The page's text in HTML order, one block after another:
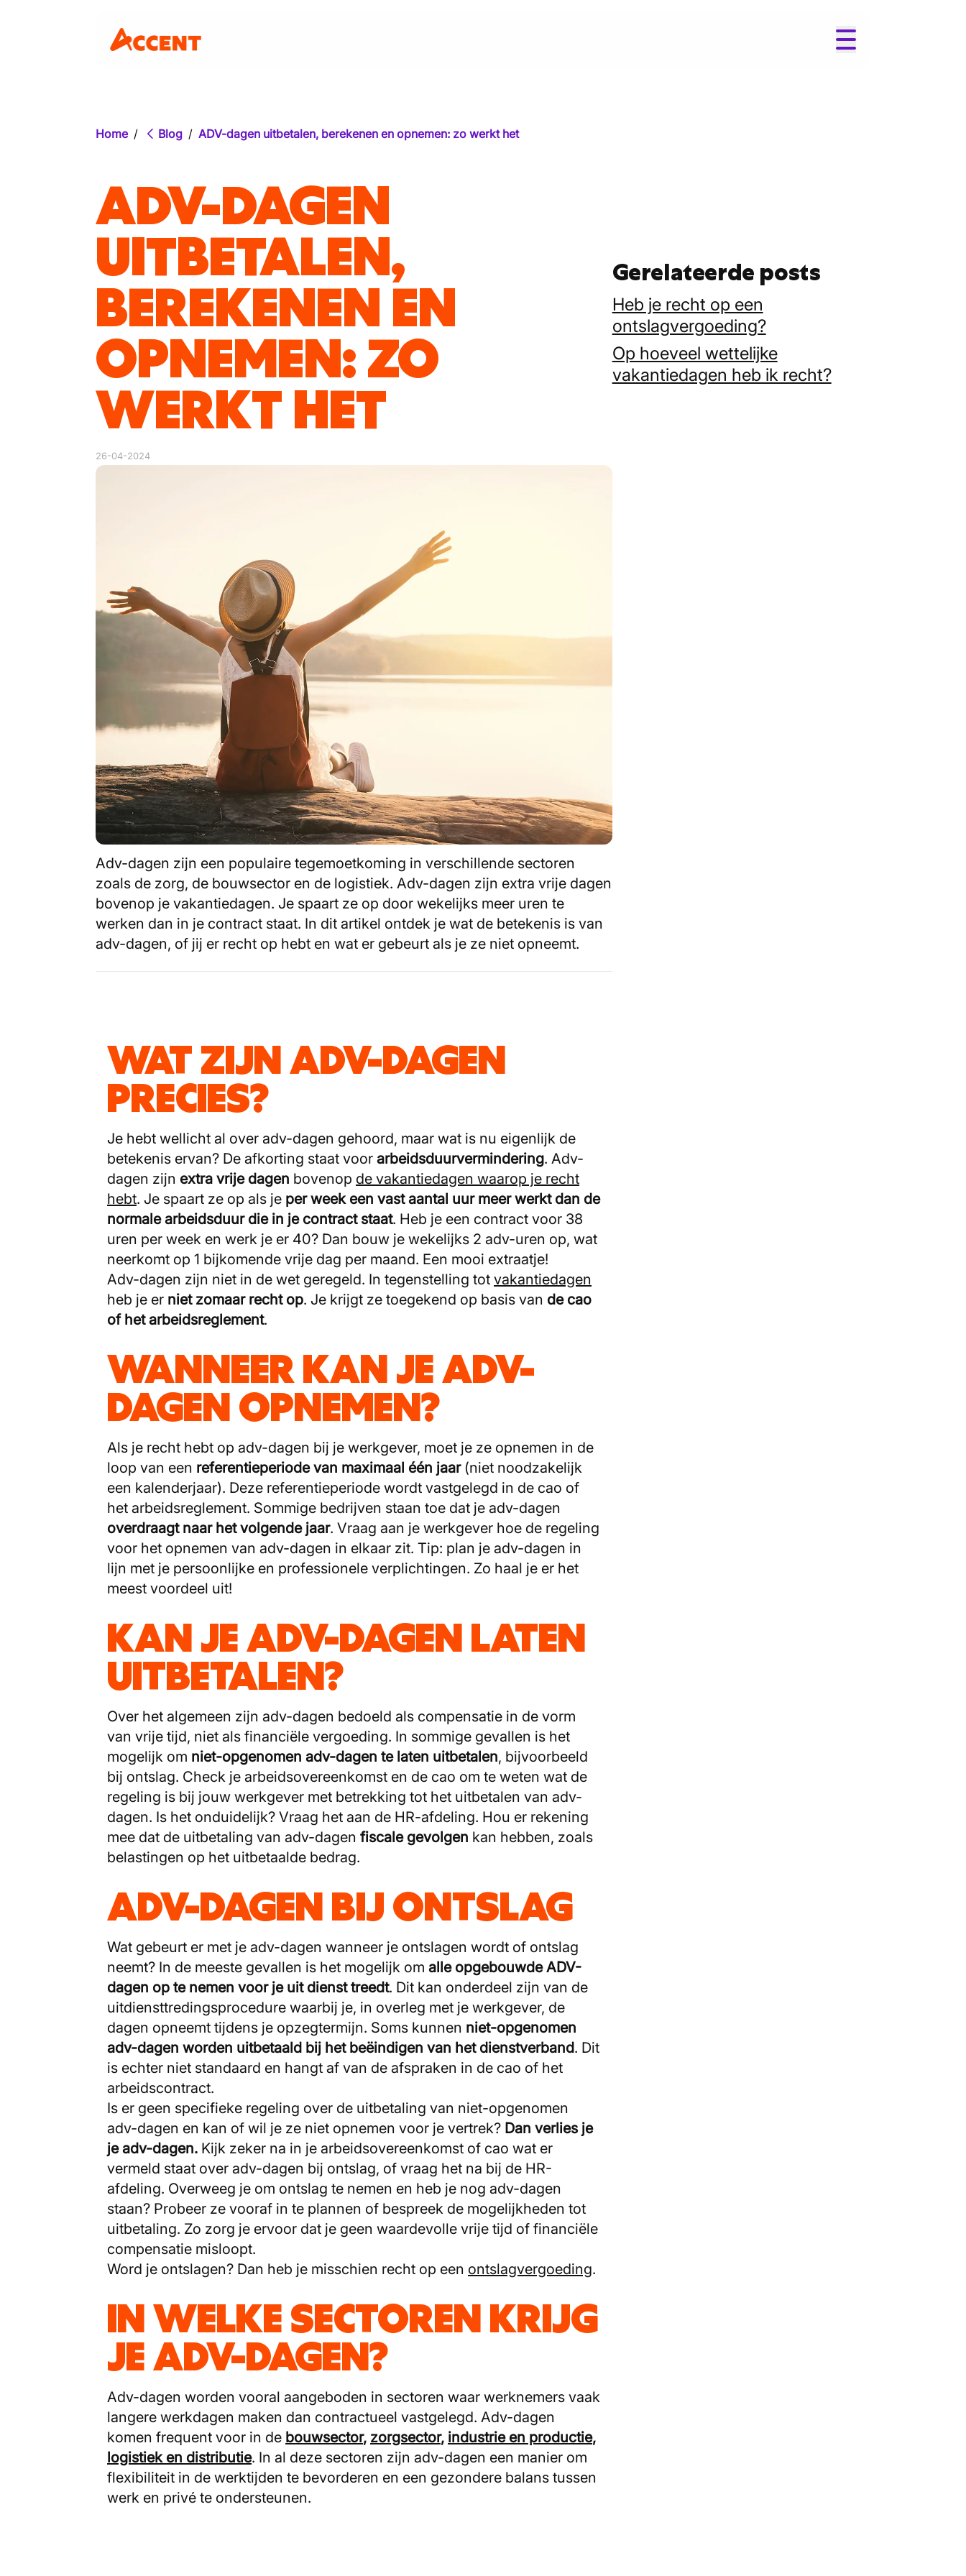
Home / Blog / ADV-dagen uitbetalen, berekenen en opnemen: zo werkt het
ADV-DAGEN
UITBETALEN,
BEREKENEN EN
OPNEMEN: ZO
WERKT HET
26-04-2024
Adv-dagen zijn een populaire tegemoetkoming in verschillende sectoren
zoals de zorg, de bouwsector en de logistiek. Adv-dagen zijn extra vrije dagen
bovenop je vakantiedagen. Je spaart ze op door wekelijks meer uren te
werken dan in je contract staat. In dit artikel ontdek je wat de betekenis is van
adv-dagen, of jij er recht op hebt en wat er gebeurt als je ze niet opneemt.
WAT ZIJN ADV-DAGEN
PRECIES?
Je hebt wellicht al over adv-dagen gehoord, maar wat is nu eigenlijk de
betekenis ervan? De afkorting staat voor arbeidsduurvermindering. Adv-
dagen zijn extra vrije dagen bovenop de vakantiedagen waarop je recht
hebt. Je spaart ze op als je per week een vast aantal uur meer werkt dan de
normale arbeidsduur die in je contract staat. Heb je een contract voor 38
uren per week en werk je er 40? Dan bouw je wekelijks 2 adv-uren op, wat
neerkomt op 1 bijkomende vrije dag per maand. Een mooi extraatje!
Adv-dagen zijn niet in de wet geregeld. In tegenstelling tot vakantiedagen
heb je er niet zomaar recht op. Je krijgt ze toegekend op basis van de cao
of het arbeidsreglement.
WANNEER KAN JE ADV-
DAGEN OPNEMEN?
Als je recht hebt op adv-dagen bij je werkgever, moet je ze opnemen in de
loop van een referentieperiode van maximaal één jaar(niet noodzakelijk
een kalenderjaar). Deze referentieperiode wordt vastgelegd in de cao of
het arbeidsreglement. Sommige bedrijven staan toe dat je adv-dagen
overdraagt naar het volgende jaar. Vraag aan je werkgever hoe de regeling
voor het opnemen van adv-dagen in elkaar zit. Tip: plan je adv-dagen in
lijn met je persoonlijke en professionele verplichtingen. Zo haal je er het
meest voordeel uit!
KAN JE ADV-DAGEN LATEN
UITBETALEN?
Over het algemeen zijn adv-dagen bedoeld als compensatie in de vorm
van vrije tijd, niet als financiële vergoeding. In sommige gevallen is het
mogelijk om niet-opgenomen adv-dagen te laten uitbetalen, bijvoorbeeld
bij ontslag. Check je arbeidsovereenkomst en de cao om te weten wat de
regeling is bij jouw werkgever met betrekking tot het uitbetalen van adv-
dagen. Is het onduidelijk? Vraag het aan de HR-afdeling. Hou er rekening
mee dat de uitbetaling van adv-dagen fiscale gevolgen kan hebben, zoals
belastingen op het uitbetaalde bedrag.
ADV-DAGEN BIJ ONTSLAG
Wat gebeurt er met je adv-dagen wanneer je ontslagen wordt of ontslag
neemt? In de meeste gevallen is het mogelijk om alle opgebouwde ADV-
dagen op te nemen voor je uit dienst treedt. Dit kan onderdeel zijn van de
uitdiensttredingsprocedure waarbij je, in overleg met je werkgever, de
dagen opneemt tijdens je opzegtermijn. Soms kunnen niet-opgenomen
adv-dagen worden uitbetaald bij het beëindigen van het dienstverband. Dit
is echter niet standaard en hangt af van de afspraken in de cao of het
arbeidscontract.
Is er geen specifieke regeling over de uitbetaling van niet-opgenomen
adv-dagen en kan of wil je ze niet opnemen voor je vertrek? Dan verlies je
je adv-dagen. Kijk zeker na in je arbeidsovereenkomst of cao wat er
vermeld staat over adv-dagen bij ontslag, of vraag het na bij de HR-
afdeling. Overweeg je om ontslag te nemen en heb je nog adv-dagen
staan? Probeer ze vooraf in te plannen of bespreek de mogelijkheden tot
uitbetaling. Zo zorg je ervoor dat je geen waardevolle vrije tijd of financiële
compensatie misloopt.
Word je ontslagen? Dan heb je misschien recht op een ontslagvergoeding.
IN WELKE SECTOREN KRIJG
JE ADV-DAGEN?
Adv-dagen worden vooral aangeboden in sectoren waar werknemers vaak
langere werkdagen maken dan contractueel vastgelegd. Adv-dagen
komen frequent voor in de bouwsector, zorgsector, industrie en productie,
logistiek en distributie. In al deze sectoren zijn adv-dagen een manier om
flexibiliteit in de werktijden te bevorderen en een gezondere balans tussen
werk en privé te ondersteunen.
Gerelateerde posts
Heb je recht op een
ontslagvergoeding?
Op hoeveel wettelijke
vakantiedagen heb ik recht?